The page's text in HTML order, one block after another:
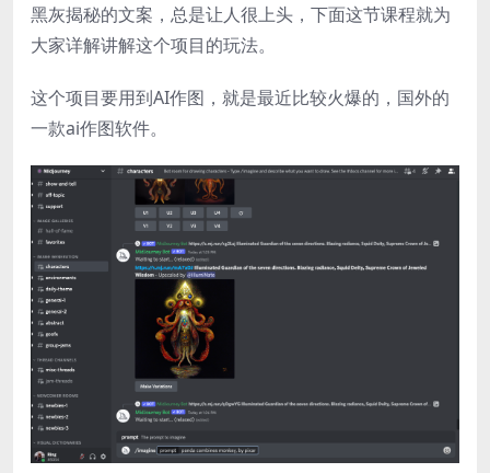
黑灰揭秘的文案，总是让人很上头，下面这节课程就为
大家详解讲解这个项目的玩法。
这个项目要用到AI作图，就是最近比较火爆的，国外的
一款ai作图软件。